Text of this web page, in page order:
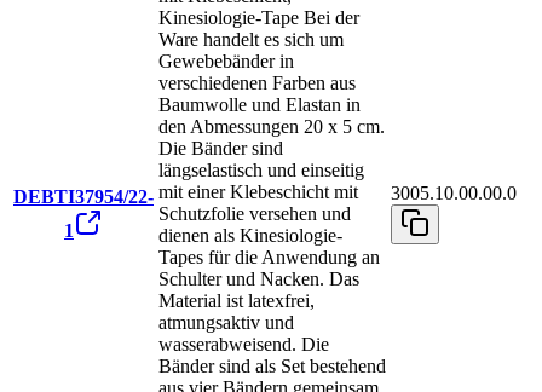
DEBTI37954/22-
1
Kinesiologie-Tape Bei der
Ware handelt es sich um
Gewebebänder in
verschiedenen Farben aus
Baumwolle und Elastan in
den Abmessungen 20 x 5 cm.
Die Bänder sind
längselastisch und einseitig
mit einer Klebeschicht mit
Schutzfolie versehen und
dienen als Kinesiologie-
Tapes für die Anwendung an
Schulter und Nacken. Das
Material ist latexfrei,
atmungsaktiv und
wasserabweisend. Die
Bänder sind als Set bestehend
aus vier Bändern gemeinsam
3005.10.00.00.0